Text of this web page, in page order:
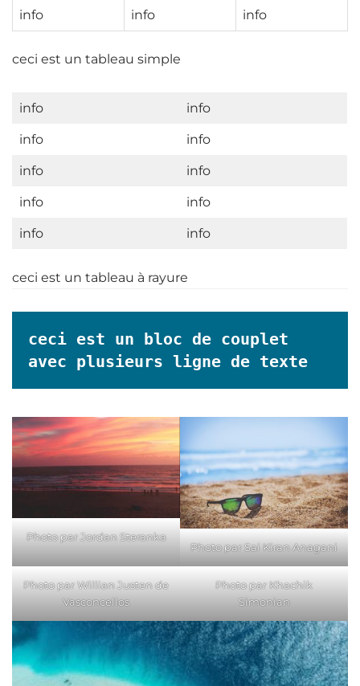
info info info
ceci est un tableau simple
info info
info info
info info
info info
info info
ceci est un tableau à rayure
ceci est un bloc de couplet
avec plusieurs ligne de texte
Photo par Jordan Steranka
Photo par Sai Kiran Anagani
Photo par Willian Justen de
Vasconcellos
Photo par Khachik
Simonian